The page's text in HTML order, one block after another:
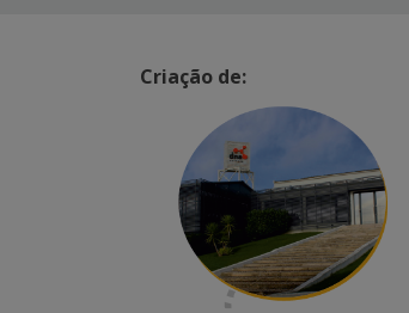
Criação de: